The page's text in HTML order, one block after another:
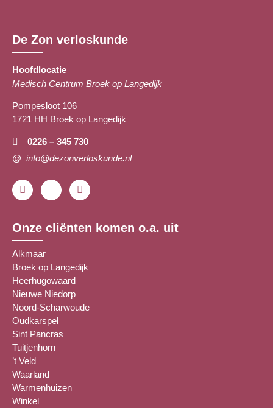
De Zon verloskunde
Hoofdlocatie
Medisch Centrum Broek op Langedijk
Pompesloot 106
1721 HH Broek op Langedijk
0226 – 345 730
@ info@dezonverloskunde.nl
Onze cliënten komen o.a. uit
Alkmaar
Broek op Langedijk
Heerhugowaard
Nieuwe Niedorp
Noord-Scharwoude
Oudkarspel
Sint Pancras
Tuitjenhorn
’t Veld
Waarland
Warmenhuizen
Winkel